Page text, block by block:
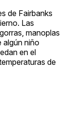
de Fairbanks
Las
manoplas
algún niño
en el
de